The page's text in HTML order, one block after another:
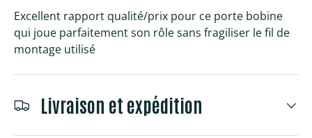
Excellent rapport qualité/prix pour ce porte bobine
qui joue parfaitement son rôle sans fragiliser le fil de
montage utilisé
Livraison et expédition